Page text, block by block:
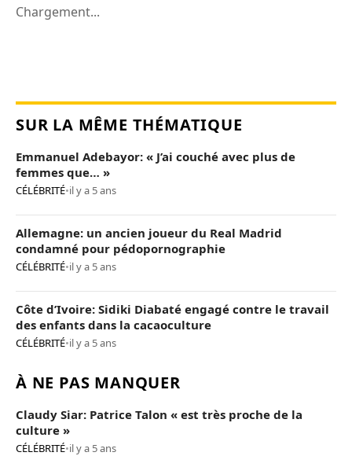
Chargement...
SUR LA MÊME THÉMATIQUE
Emmanuel Adebayor: « J’ai couché avec plus de
femmes que… »
CÉLÉBRITÉ•il y a 5 ans
Allemagne: un ancien joueur du Real Madrid
condamné pour pédopornographie
CÉLÉBRITÉ•il y a 5 ans
Côte d’Ivoire: Sidiki Diabaté engagé contre le travail
des enfants dans la cacaoculture
CÉLÉBRITÉ•il y a 5 ans
À NE PAS MANQUER
Claudy Siar: Patrice Talon « est très proche de la
culture »
CÉLÉBRITÉ•il y a 5 ans